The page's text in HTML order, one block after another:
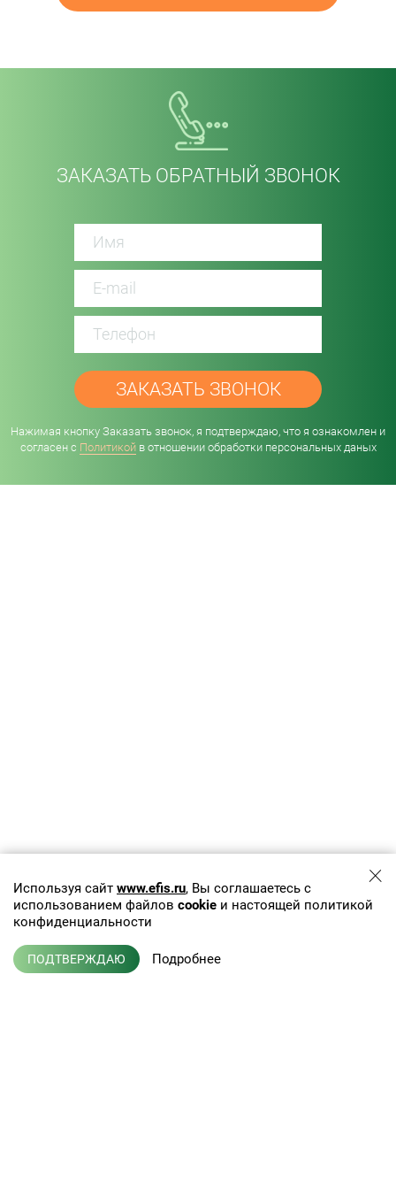
ЗАКАЗАТЬ ОБРАТНЫЙ ЗВОНОК
Нажимая кнопку Заказать звонок, я подтверждаю, что я ознакомлен и
согласен с Политикойв отношении обработки персональных даных
Используя сайт www.efis.ru, Вы соглашаетесь с
использованием файлов cookie и настоящей политикой
конфиденциальности
ПОДТВЕРЖДАЮ Подробнее